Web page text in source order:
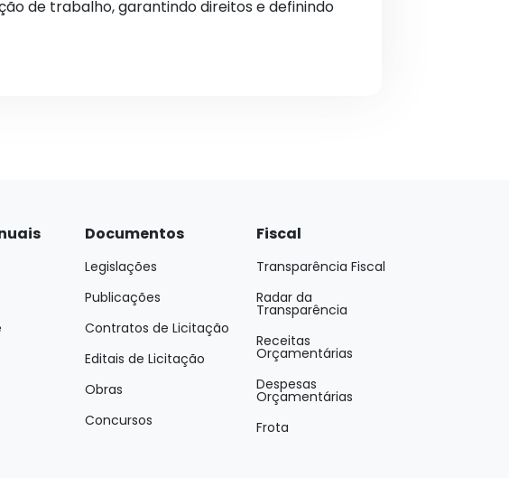
de trabalho, garantindo direitos e definindo
Documentos
Legislações
Publicações
Contratos de Licitação
Editais de Licitação
Obras
Concursos
Fiscal
Transparência Fiscal
Radar da
Transparência
Receitas
Orçamentárias
Despesas
Orçamentárias
Frota